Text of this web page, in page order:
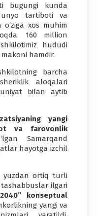
bugungi kunda
tartiboti va
xos muhim
160 million
hududi
hamdir.
barcha
aloqalari
bilan aytib
yangi
va farovonlik
Samarqand
hayotga izchil
yuzdan ortiq turli
ilgari
konseptual
yangi va